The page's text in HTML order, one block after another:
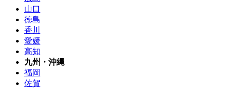
山口
徳島
香川
愛媛
高知
九州・沖縄
福岡
佐賀